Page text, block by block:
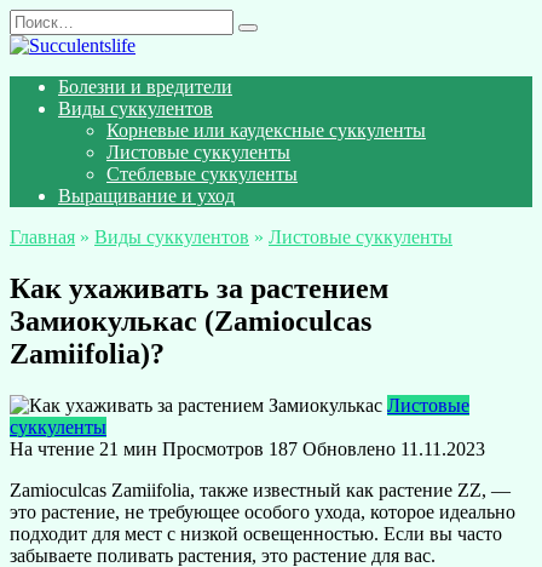
Перейти
к
Search
for:
Болезни и вредители
Виды суккулентов
Корневые или каудексные суккуленты
Листовые суккуленты
Стеблевые суккуленты
Выращивание и уход
Главная » Виды суккулентов » Листовые суккуленты
Как ухаживать за растением
Замиокулькас (Zamioculcas
Zamiifolia)?
Листовые
суккуленты
На чтение 21 мин Просмотров 187 Обновлено 11.11.2023
Zamioculcas Zamiifolia, также известный как растение ZZ, —
это растение, не требующее особого ухода, которое идеально
подходит для мест с низкой освещенностью. Если вы часто
забываете поливать растения, это растение для вас.